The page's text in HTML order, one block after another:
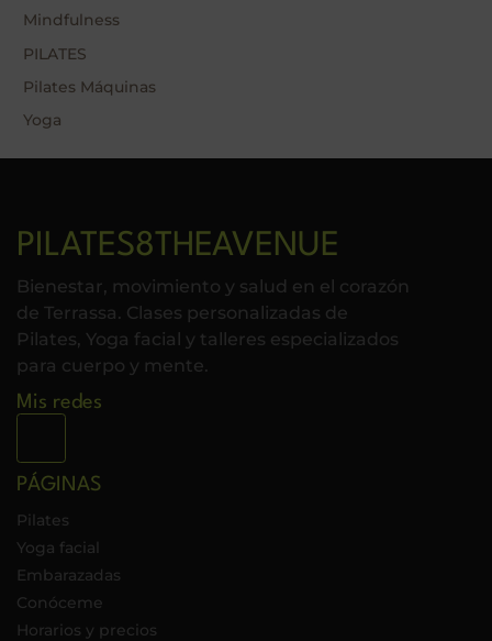
Mindfulness
PILATES
Pilates Máquinas
Yoga
PILATES8THEAVENUE
Bienestar, movimiento y salud en el corazón
de Terrassa. Clases personalizadas de
Pilates, Yoga facial y talleres especializados
para cuerpo y mente.
Mis redes
PÁGINAS
Pilates
Yoga facial
Embarazadas
Conóceme
Horarios y precios